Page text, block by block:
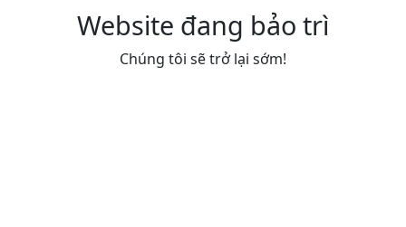
Website đang bảo trì
Chúng tôi sẽ trở lại sớm!